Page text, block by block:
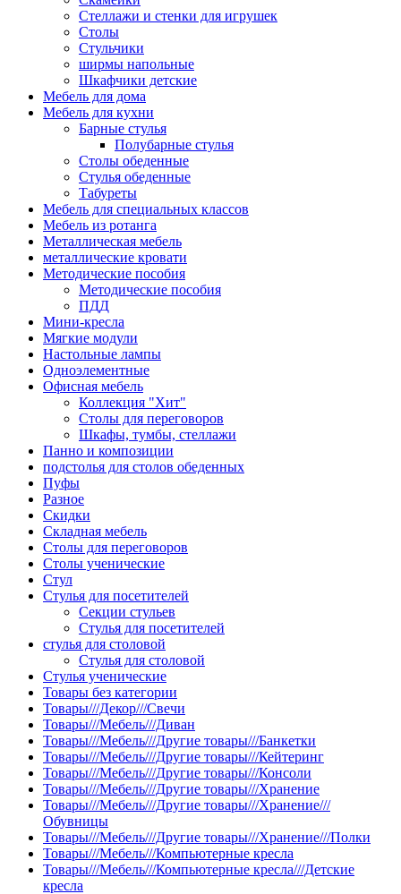
Стеллажи и стенки для игрушек
Столы
Стульчики
ширмы напольные
Шкафчики детские
Мебель для дома
Мебель для кухни
Барные стулья
Полубарные стулья
Столы обеденные
Стулья обеденные
Табуреты
Мебель для специальных классов
Мебель из ротанга
Металлическая мебель
металлические кровати
Методические пособия
Методические пособия
ПДД
Мини-кресла
Мягкие модули
Настольные лампы
Одноэлементные
Офисная мебель
Коллекция "Хит"
Столы для переговоров
Шкафы, тумбы, стеллажи
Панно и композиции
подстолья для столов обеденных
Пуфы
Разное
Скидки
Складная мебель
Столы для переговоров
Столы ученические
Стул
Стулья для посетителей
Секции стульев
Стулья для посетителей
стулья для столовой
Стулья для столовой
Стулья ученические
Товары без категории
Товары///Декор///Свечи
Товары///Мебель///Диван
Товары///Мебель///Другие товары///Банкетки
Товары///Мебель///Другие товары///Кейтеринг
Товары///Мебель///Другие товары///Консоли
Товары///Мебель///Другие товары///Хранение
Товары///Мебель///Другие товары///Хранение///
Обувницы
Товары///Мебель///Другие товары///Хранение///Полки
Товары///Мебель///Компьютерные кресла
Товары///Мебель///Компьютерные кресла///Детские
кресла